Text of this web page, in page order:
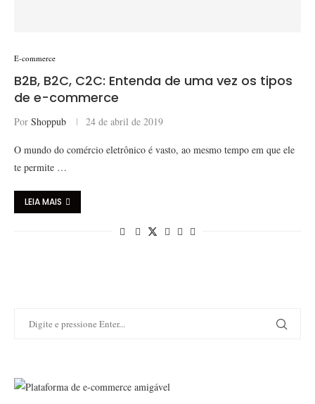
E-commerce
B2B, B2C, C2C: Entenda de uma vez os tipos
de e-commerce
Por Shoppub 24 de abril de 2019
O mundo do comércio eletrônico é vasto, ao mesmo tempo em que ele
te permite …
LEIA MAIS